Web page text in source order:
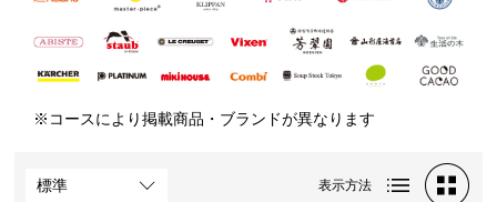
※コースにより掲載商品・ブランドが異なります
表示方法